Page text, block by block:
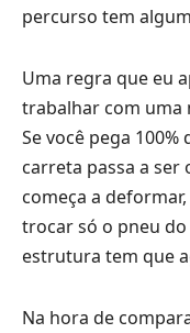
percurso tem
Uma regra que eu
trabalhar com uma
Se você pega
carreta passa a ser
começa a
trocar só o pneu do
estrutura tem que
Na hora de